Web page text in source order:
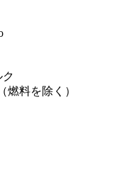
燃料を除く）